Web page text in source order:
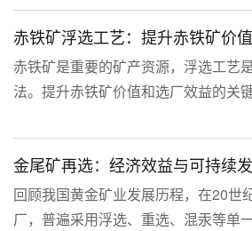
性，使尾矿库在坝体稳定、防渗处理
临更高技术挑战。
赤铁矿浮选工艺：提升赤铁矿价
赤铁矿是重要的矿产资源，浮选工艺
法。提升赤铁矿价值和选厂效益的关
而，赤铁矿往往存在嵌布粒度细、易
等特征。利用传统的浮选工艺进行处
矿品位不稳定、药剂成本高等问题。
金尾矿再选：经济效益与可持续
回顾我国黄金矿业发展历程，在20世
厂，普遍采用浮选、重选、混汞等单